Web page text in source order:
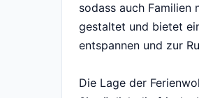
sodass auch Familien
gestaltet und bietet
entspannen und zur
Die Lage der